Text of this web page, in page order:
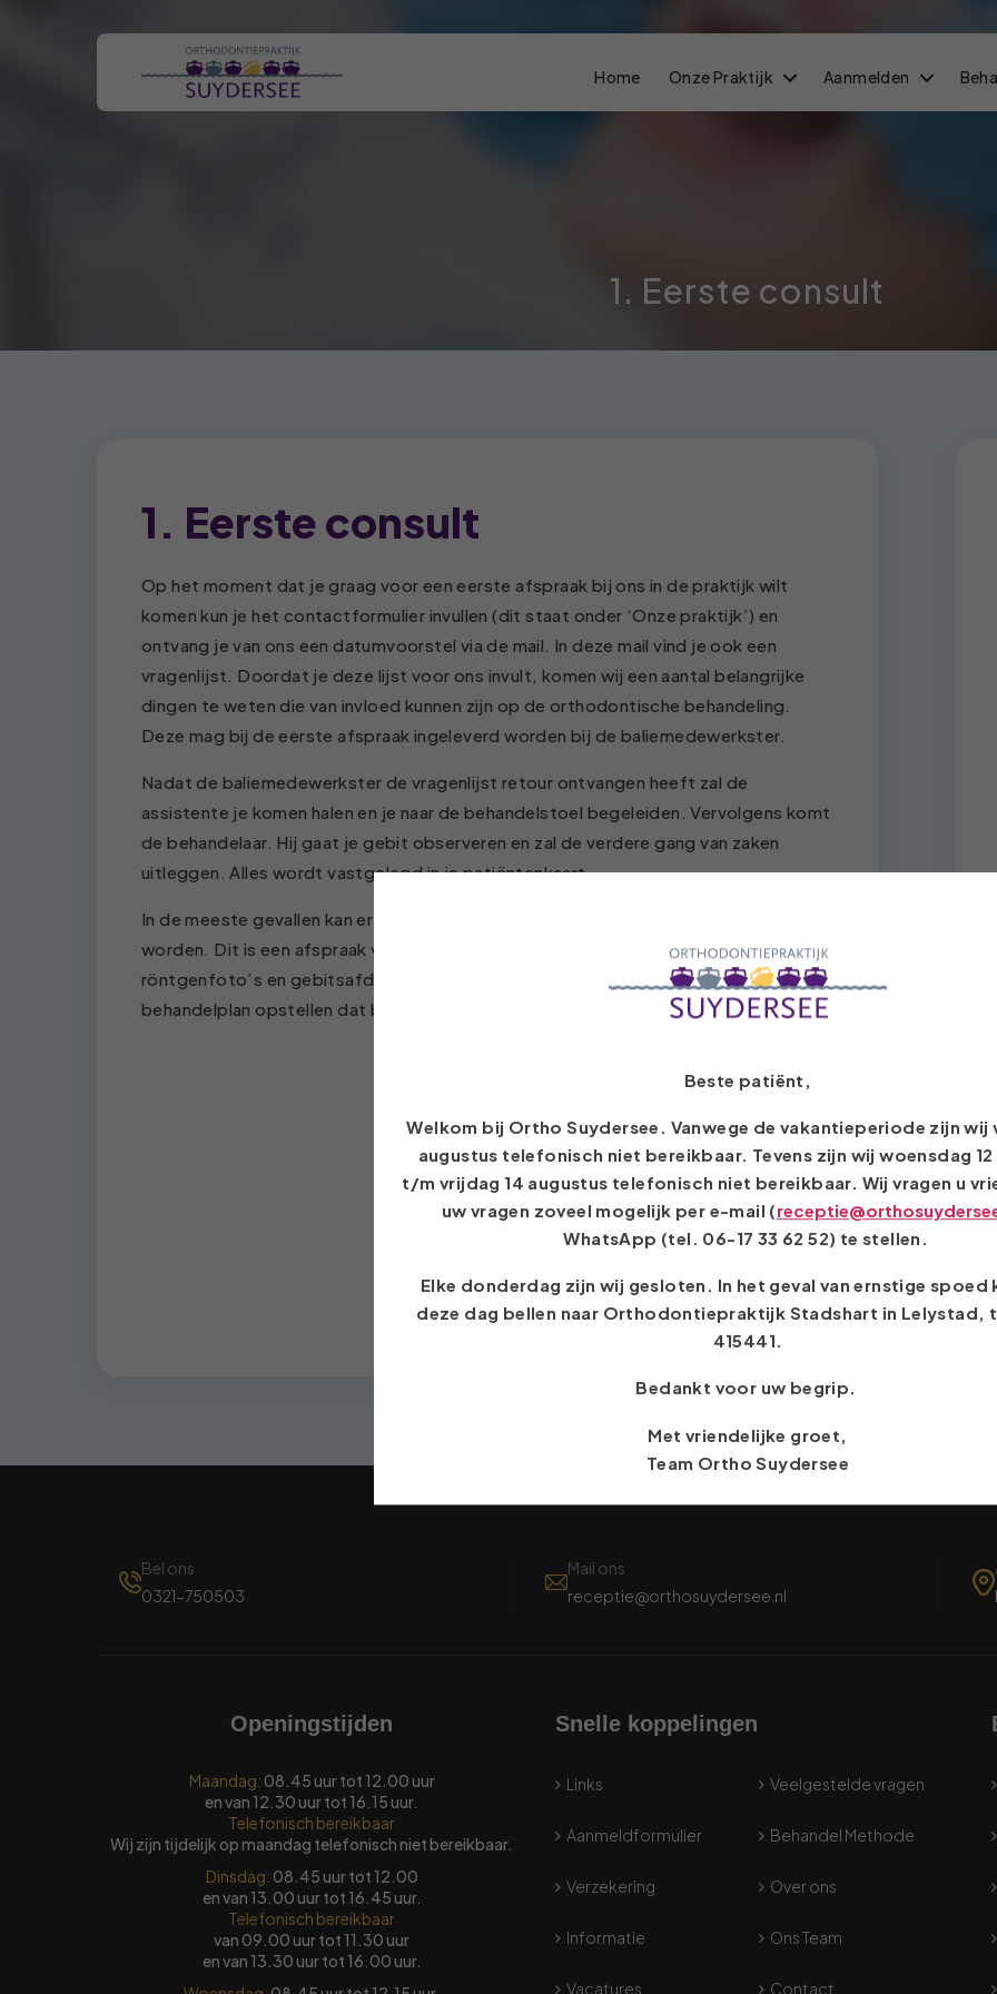
Orthosuydersee
Home Onze Praktijk Aanmelden
1. Eerste consult
1. Eerste consult
Op het moment dat je graag voor een eerste afspraak bij ons in de praktijk wilt
komen kun je het contactformulier invullen (dit staat onder ‘Onze praktijk’) en
ontvang je van ons een datumvoorstel via de mail. In deze mail vind je ook een
vragenlijst. Doordat je deze lijst voor ons invult, komen wij een aantal belangrijke
dingen te weten die van invloed kunnen zijn op de orthodontische behandeling.
Deze mag bij de eerste afspraak ingeleverd worden bij de baliemedewerkster.
Nadat de baliemedewerkster de vragenlijst retour ontvangen heeft zal de
assistente je komen halen en je naar de behandelstoel begeleiden. Vervolgens komt
de behandelaar. Hij gaat je gebit observeren en zal de verdere gang van zaken
uitleggen. Alles wordt vastgelegd in je patiëntenkaart.
In de meeste gevallen kan er na het eerste consult een vervolgafspraak gemaakt
worden. Dit is een afspraak van 30 minuten voor het maken van gezichts-, mond- en
röntgenfoto’s en gebitsafdrukken. Aan de hand hiervan kan de orthodontist een
behandelplan opstellen dat bij de 3e afspraak besproken wordt.
Bel ons
0321-750503
Mail ons
receptie@orthosuydersee.nl
Openingstijden
Maandag: 08.45 uur tot 12.00 uur
en van 12.30 uur tot 16.15 uur.
Telefonisch bereikbaar
Wij zijn tijdelijk op maandag telefonisch niet bereikbaar.
Dinsdag: 08.45 uur tot 12.00
en van 13.00 uur tot 16.45 uur.
Telefonisch bereikbaar
van 09.00 uur tot 11.30 uur
en van 13.30 uur tot 16.00 uur.
Snelle koppelingen
Links Veelgestelde vragen
Aanmeldformulier Behandel Methode
Verzekering Over ons
Informatie Ons Team
Vacatures Contact
Beste patiënt,
Welkom bij Ortho Suydersee. Vanwege de vakantieperiode zijn wij
augustus telefonisch niet bereikbaar. Tevens zijn wij woensdag
t/m vrijdag 14 augustus telefonisch niet bereikbaar. Wij vragen u
uw vragen zoveel mogelijk per e-mail (
WhatsApp (tel. 06-17 33 62 52) te stellen.
Elke donderdag zijn wij gesloten. In het geval van ernstige spoed
deze dag bellen naar Orthodontiepraktijk Stadshart in Lelystad,
415441.
Bedankt voor uw begrip.
Met vriendelijke groet,
Team Ortho Suydersee